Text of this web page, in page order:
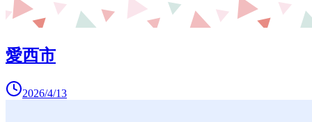
愛西市
2026/4/13